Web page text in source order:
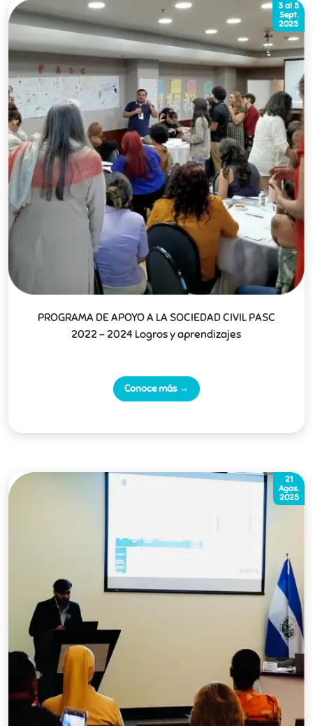
3 al 5
Sept.
2025
PROGRAMA DE APOYO A LA SOCIEDAD CIVIL PASC
2022 - 2024 Logros y aprendizajes
Conoce más →
21
Agos.
2025